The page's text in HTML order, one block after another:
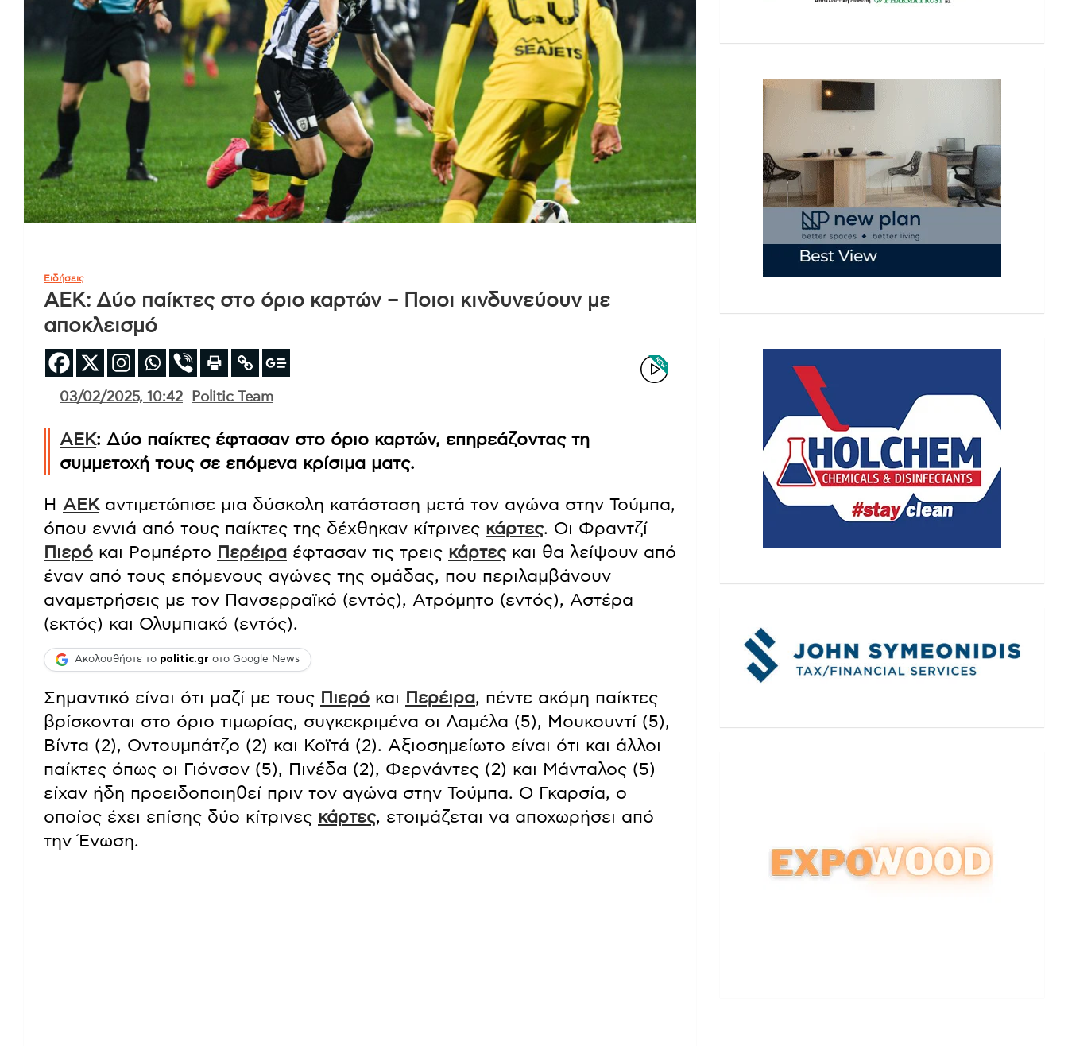
Ειδήσεις
ΑΕΚ: Δύο παίκτες στο όριο καρτών – Ποιοι κινδυνεύουν με
αποκλεισμό
03/02/2025, 10:42 Politic Team
ΑΕΚ: Δύο παίκτες έφτασαν στο όριο καρτών, επηρεάζοντας τη
συμμετοχή τους σε επόμενα κρίσιμα ματς.
Η ΑΕΚαντιμετώπισε μια δύσκολη κατάσταση μετά τον αγώνα στην Τούμπα,
όπου εννιά από τους παίκτες της δέχθηκαν κίτρινες κάρτες. Οι Φραντζί
Πιερό και Ρομπέρτο Περέιρα έφτασαν τις τρεις κάρτεςκαι θα λείψουν από
έναν από τους επόμενους αγώνες της ομάδας, που περιλαμβάνουν
αναμετρήσεις με τον Πανσερραϊκό (εντός), Ατρόμητο (εντός), Αστέρα
(εκτός) και Ολυμπιακό (εντός).
Ακολουθήστε το politic.gr στο Google News
Σημαντικό είναι ότι μαζί με τους Πιερό και Περέιρα, πέντε ακόμη παίκτες
βρίσκονται στο όριο τιμωρίας, συγκεκριμένα οι Λαμέλα (5), Μουκουντί (5),
Βίντα (2), Οντουμπάτζο (2) και Κοϊτά (2). Αξιοσημείωτο είναι ότι και άλλοι
παίκτες όπως οι Γιόνσον (5), Πινέδα (2), Φερνάντες (2) και Μάνταλος (5)
είχαν ήδη προειδοποιηθεί πριν τον αγώνα στην Τούμπα. Ο Γκαρσία, ο
οποίος έχει επίσης δύο κίτρινες κάρτες, ετοιμάζεται να αποχωρήσει από
την Ένωση.